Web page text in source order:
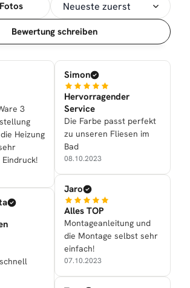
Bewertung schreiben
3
Heizung
Simon
Hervorragender
Service
Die Farbe passt perfekt
zu unseren Fliesen im
Bad
08.10.2023
Jaro
Alles TOP
Montageanleitung und
die Montage selbst sehr
einfach!
07.10.2023